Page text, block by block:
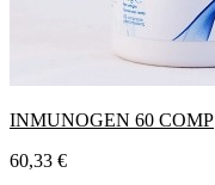
INMUNOGEN 60 COMP
Precio
60,33 €